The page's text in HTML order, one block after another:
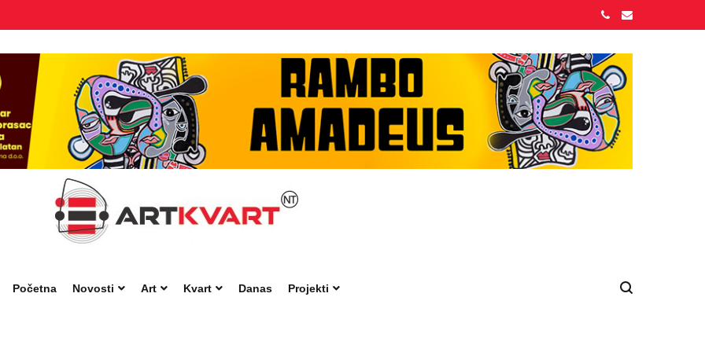
Početna
Novosti Art Kvart Danas Projekti